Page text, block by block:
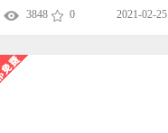
3848 0 2021-02-25